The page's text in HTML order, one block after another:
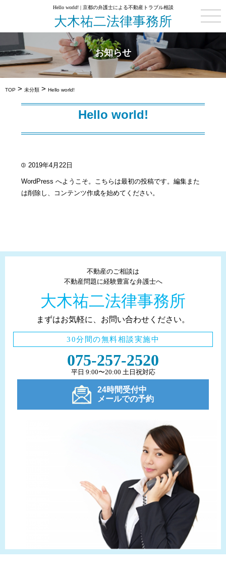
Hello world! | 京都の弁護士による不動産トラブル相談
大木祐二法律事務所
お知らせ
TOP > 未分類 > Hello world!
Hello world!
2019年4月22日
WordPress へようこそ。こちらは最初の投稿です。編集また
は削除し、コンテンツ作成を始めてください。
不動産のご相談は
不動産問題に経験豊富な弁護士へ
大木祐二法律事務所
まずはお気軽に、お問い合わせください。
30分間の無料相談実施中
075-257-2520
平日 9:00〜20:00 土日祝対応
24時間受付中
メールでの予約